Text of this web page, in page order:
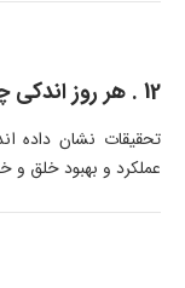
12 . هر روز اندکی چرت بزنید
عملکرد و بهبود خلق و